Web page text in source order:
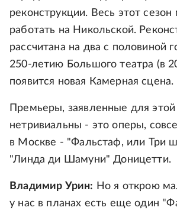
реконструкции. Весь этот
работать на Никольской.
рассчитана на два с половиной
250-летию Большого театра (в
появится новая Камерная сцена.
Премьеры, заявленные для
нетривиальны - это оперы,
в Москве - "Фальстаф, или Три
"Линда ди Шамуни" Доницетти.
Владимир Урин: Но я открою
у нас в планах есть еще один